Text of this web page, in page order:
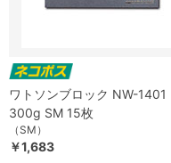
ワトソンブロック NW-1401
300g SM 15枚
（SM）
￥1,683